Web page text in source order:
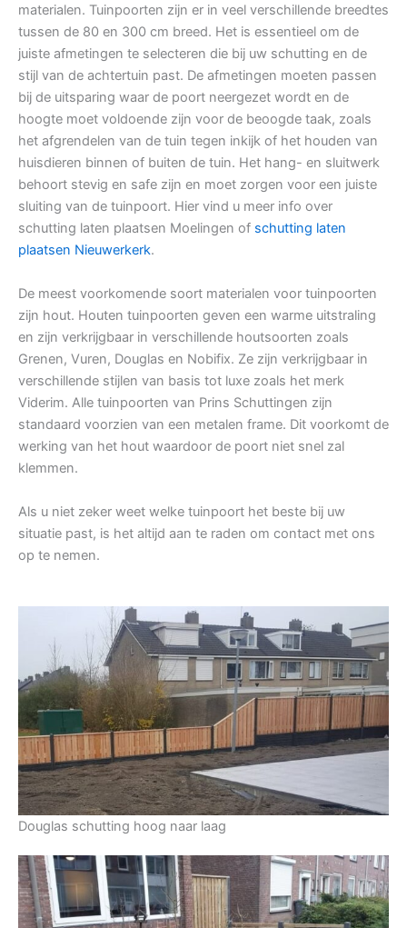
materialen. Tuinpoorten zijn er in veel verschillende breedtes
tussen de 80 en 300 cm breed. Het is essentieel om de
juiste afmetingen te selecteren die bij uw schutting en de
stijl van de achtertuin past. De afmetingen moeten passen
bij de uitsparing waar de poort neergezet wordt en de
hoogte moet voldoende zijn voor de beoogde taak, zoals
het afgrendelen van de tuin tegen inkijk of het houden van
huisdieren binnen of buiten de tuin. Het hang- en sluitwerk
behoort stevig en safe zijn en moet zorgen voor een juiste
sluiting van de tuinpoort. Hier vind u meer info over
schutting laten plaatsen Moelingen of schutting laten
plaatsen Nieuwerkerk.
De meest voorkomende soort materialen voor tuinpoorten
zijn hout. Houten tuinpoorten geven een warme uitstraling
en zijn verkrijgbaar in verschillende houtsoorten zoals
Grenen, Vuren, Douglas en Nobifix. Ze zijn verkrijgbaar in
verschillende stijlen van basis tot luxe zoals het merk
Viderim. Alle tuinpoorten van Prins Schuttingen zijn
standaard voorzien van een metalen frame. Dit voorkomt de
werking van het hout waardoor de poort niet snel zal
klemmen.
Als u niet zeker weet welke tuinpoort het beste bij uw
situatie past, is het altijd aan te raden om contact met ons
op te nemen.
Douglas schutting hoog naar laag